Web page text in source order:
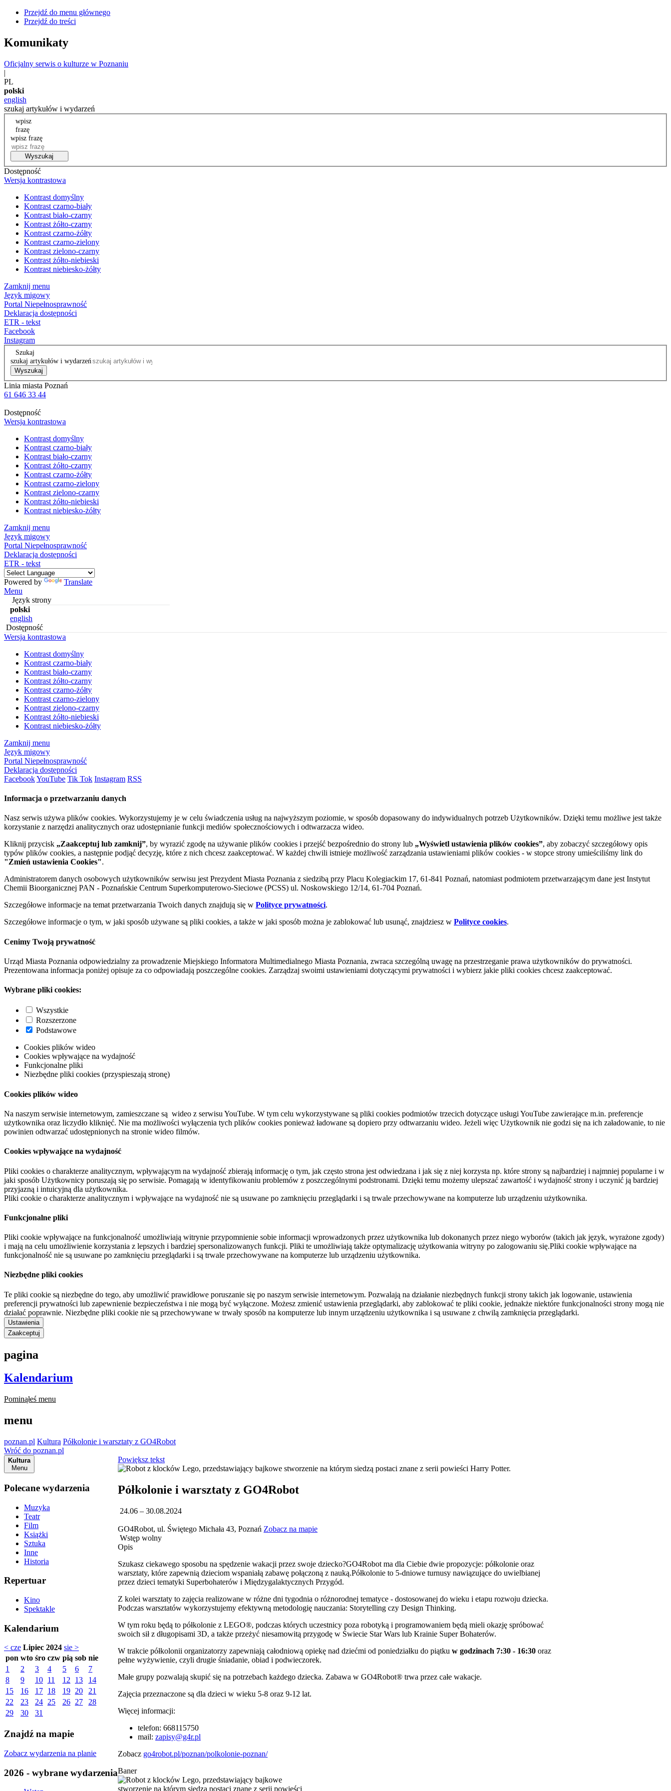
Przejdź do menu głównego
Przejdź do treści
Komunikaty
Oficjalny serwis o kulturze w Poznaniu
|
PL
polski
english
szukaj artykułów i wydarzeń
wpisz
frazę
wpisz frazę
Wyszukaj
Dostępność
Wersja kontrastowa
Kontrast domyślny
Kontrast czarno-biały
Kontrast biało-czarny
Kontrast żółto-czarny
Kontrast czarno-żółty
Kontrast czarno-zielony
Kontrast zielono-czarny
Kontrast żółto-niebieski
Kontrast niebiesko-żółty
Zamknij menu
Język migowy
Portal Niepełnosprawność
Deklaracja dostępności
ETR - tekst
Facebook
Instagram
Szukaj
szukaj artykułów i wydarzeń
Wyszukaj
Linia miasta Poznań
61 646 33 44
Dostępność
Wersja kontrastowa
Kontrast domyślny
Kontrast czarno-biały
Kontrast biało-czarny
Kontrast żółto-czarny
Kontrast czarno-żółty
Kontrast czarno-zielony
Kontrast zielono-czarny
Kontrast żółto-niebieski
Kontrast niebiesko-żółty
Zamknij menu
Język migowy
Portal Niepełnosprawność
Deklaracja dostępności
ETR - tekst
Powered by
Translate
Menu
Język strony
polski
english
Dostępność
Wersja kontrastowa
Kontrast domyślny
Kontrast czarno-biały
Kontrast biało-czarny
Kontrast żółto-czarny
Kontrast czarno-żółty
Kontrast czarno-zielony
Kontrast zielono-czarny
Kontrast żółto-niebieski
Kontrast niebiesko-żółty
Zamknij menu
Język migowy
Portal Niepełnosprawność
Deklaracja dostępności
FacebookYouTube Tik Tok Instagram RSS
Informacja o przetwarzaniu danych
Nasz serwis używa plików cookies. Wykorzystujemy je w celu świadczenia usług na najwyższym poziomie, w sposób dopasowany do indywidualnych potrzeb Użytkowników. Dzięki temu możliwe jest także
korzystanie z narzędzi analitycznych oraz udostępnianie funkcji mediów społecznościowych i odtwarzacza wideo.
Kliknij przycisk „Zaakceptuj lub zamknij”, by wyrazić zgodę na używanie plików cookies i przejść bezpośrednio do strony lub „Wyświetl ustawienia plików cookies”, aby zobaczyć szczegółowy opis
typów plików cookies, a następnie podjąć decyzję, które z nich chcesz zaakceptować. W każdej chwili istnieje możliwość zarządzania ustawieniami plików cookies - w stopce strony umieściliśmy link do
"Zmień ustawienia Cookies".
Administratorem danych osobowych użytkowników serwisu jest Prezydent Miasta Poznania z siedzibą przy Placu Kolegiackim 17, 61-841 Poznań, natomiast podmiotem przetwarzającym dane jest Instytut
Chemii Bioorganicznej PAN - Poznańskie Centrum Superkomputerowo-Sieciowe (PCSS) ul. Noskowskiego 12/14, 61-704 Poznań.
Szczegółowe informacje na temat przetwarzania Twoich danych znajdują się w Polityce prywatności.
Szczegółowe informacje o tym, w jaki sposób używane są pliki cookies, a także w jaki sposób można je zablokować lub usunąć, znajdziesz w Polityce cookies.
Cenimy Twoją prywatność
Urząd Miasta Poznania odpowiedzialny za prowadzenie Miejskiego Informatora Multimedialnego Miasta Poznania, zwraca szczególną uwagę na przestrzeganie prawa użytkowników do prywatności.
Prezentowana informacja poniżej opisuje za co odpowiadają poszczególne cookies. Zarządzaj swoimi ustawieniami dotyczącymi prywatności i wybierz jakie pliki cookies chcesz zaakceptować.
Wybrane pliki cookies:
Wszystkie
Rozszerzone
Podstawowe
Cookies plików wideo
Cookies wpływające na wydajność
Funkcjonalne pliki
Niezbędne pliki cookies (przyspieszają stronę)
Cookies plików wideo
Na naszym serwisie internetowym, zamieszczane są wideo z serwisu YouTube. W tym celu wykorzystywane są pliki cookies podmiotów trzecich dotyczące usługi YouTube zawierające m.in. preferencje
użytkownika oraz liczydło kliknięć. Nie ma możliwości wyłączenia tych plików cookies ponieważ ładowane są dopiero przy odtwarzaniu wideo. Jeżeli więc Użytkownik nie godzi się na ich załadowanie, to nie
powinien odtwarzać udostępnionych na stronie wideo filmów.
Cookies wpływające na wydajność
Pliki cookies o charakterze analitycznym, wpływającym na wydajność zbierają informację o tym, jak często strona jest odwiedzana i jak się z niej korzysta np. które strony są najbardziej i najmniej popularne i w
jaki sposób Użytkownicy poruszają się po serwisie. Pomagają w identyfikowaniu problemów z poszczególnymi podstronami. Dzięki temu możemy ulepszać zawartość i wydajność strony i uczynić ją bardziej
przyjazną i intuicyjną dla użytkownika.
Pliki cookie o charakterze analitycznym i wpływające na wydajność nie są usuwane po zamknięciu przeglądarki i są trwale przechowywane na komputerze lub urządzeniu użytkownika.
Funkcjonalne pliki
Pliki cookie wpływające na funkcjonalność umożliwiają witrynie przypomnienie sobie informacji wprowadzonych przez użytkownika lub dokonanych przez niego wyborów (takich jak język, wyrażone zgody)
i mają na celu umożliwienie korzystania z lepszych i bardziej spersonalizowanych funkcji. Pliki te umożliwiają także optymalizację użytkowania witryny po zalogowaniu się.Pliki cookie wpływające na
funkcjonalność nie są usuwane po zamknięciu przeglądarki i są trwale przechowywane na komputerze lub urządzeniu użytkownika.
Niezbędne pliki cookies
Te pliki cookie są niezbędne do tego, aby umożliwić prawidłowe poruszanie się po naszym serwisie internetowym. Pozwalają na działanie niezbędnych funkcji strony takich jak logowanie, ustawienia
preferencji prywatności lub zapewnienie bezpieczeństwa i nie mogą być wyłączone. Możesz zmienić ustawienia przeglądarki, aby zablokować te pliki cookie, jednakże niektóre funkcjonalności strony mogą nie
działać poprawnie. Niezbędne pliki cookie nie są przechowywane w trwały sposób na komputerze lub innym urządzeniu użytkownika i są usuwane z chwilą zamknięcia przeglądarki.
Ustawienia
Zaakceptuj
pagina
Kalendarium
Pominąłeś menu
menu
poznan.pl Kultura Półkolonie i warsztaty z GO4Robot
Wróć do poznan.pl
Kultura
Menu
Polecane wydarzenia
Muzyka
Teatr
Film
Książki
Sztuka
Inne
Historia
Repertuar
Kino
Spektakle
Kalendarium
< cze Lipiec 2024 sie >
pon wto śro czw pią sob nie
1
2 3 4 5 6
7
8
9 10 11 12 13
14
15
16 17 18 19 20
21
22
23 24 25 26 27
28
29
30 31
Znajdź na mapie
Zobacz wydarzenia na planie
2026 - wybrane wydarzenia
Powiększ tekst
Półkolonie i warsztaty z GO4Robot
24.06 – 30.08.2024
GO4Robot, ul. Świętego Michała 43, Poznań Zobacz na mapie
Wstęp wolny
Opis
Szukasz ciekawego sposobu na spędzenie wakacji przez swoje dziecko?GO4Robot ma dla Ciebie dwie propozycje: półkolonie oraz
warsztaty, które zapewnią dzieciom wspaniałą zabawę połączoną z nauką.Półkolonie to 5-dniowe turnusy nawiązujące do uwielbianej
przez dzieci tematyki Superbohaterów i Międzygalaktycznych Przygód.
Z kolei warsztaty to zajęcia realizowane w różne dni tygodnia o różnorodnej tematyce - dostosowanej do wieku i etapu rozwoju dziecka.
Podczas warsztatów wykorzystujemy efektywną metodologię nauczania: Storytelling czy Design Thinking.
W tym roku będą to półkolonie z LEGO®, podczas których uczestnicy poza robotyką i programowaniem będą mieli okazję spróbować
swoich sił z długopisami 3D, a także przeżyć niesamowitą przygodę w Świecie Star Wars lub Krainie Super Bohaterów.
W trakcie półkolonii organizatorzy zapewniają całodniową opiekę nad dziećmi od poniedziałku do piątku w godzinach 7:30 - 16:30 oraz
pełne wyżywienie, czyli drugie śniadanie, obiad i podwieczorek.
Małe grupy pozwalają skupić się na potrzebach każdego dziecka. Zabawa w GO4Robot® trwa przez całe wakacje.
Zajęcia przeznaczone są dla dzieci w wieku 5-8 oraz 9-12 lat.
Więcej informacji:
telefon: 668115750
mail: zapisy@g4r.pl
Zobacz go4robot.pl/poznan/polkolonie-poznan/
Baner